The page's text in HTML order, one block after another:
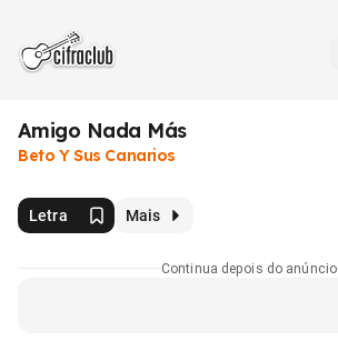
Amigo Nada Más
Beto Y Sus Canarios
Letra Mais
Continua depois do anúncio